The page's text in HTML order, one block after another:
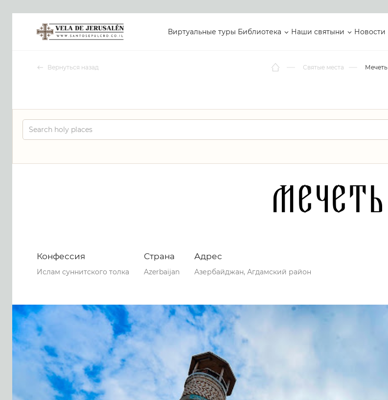
Виртуальные туры Библиотека Наши святыни Новости
Вернуться назад Святые места Мечеть
Мечеть
Конфессия
Ислам суннитского толка
Страна
Azerbaijan
Адрес
Азербайджан, Агдамский район
0 0 64